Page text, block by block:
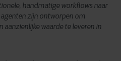
handmatige workflows naar
zijn ontworpen om
aanzienlijke waarde te leveren in